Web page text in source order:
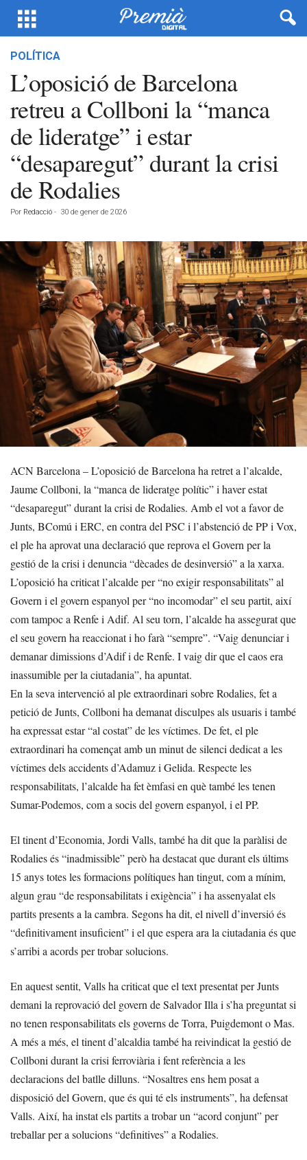
POLÍTICA
L’oposició de Barcelona
retreu a Collboni la “manca
de lideratge” i estar
“desaparegut” durant la crisi
de Rodalies
Por Redacció - 30 de gener de 2026
ACN Barcelona – L’oposició de Barcelona ha retret a l’alcalde,
Jaume Collboni, la “manca de lideratge polític” i haver estat
“desaparegut” durant la crisi de Rodalies. Amb el vot a favor de
Junts, BComú i ERC, en contra del PSC i l’abstenció de PP i Vox,
el ple ha aprovat una declaració que reprova el Govern per la
gestió de la crisi i denuncia “dècades de desinversió” a la xarxa.
L’oposició ha criticat l’alcalde per “no exigir responsabilitats” al
Govern i el govern espanyol per “no incomodar” el seu partit, així
com tampoc a Renfe i Adif. Al seu torn, l’alcalde ha assegurat que
el seu govern ha reaccionat i ho farà “sempre”. “Vaig denunciar i
demanar dimissions d’Adif i de Renfe. I vaig dir que el caos era
inassumible per la ciutadania”, ha apuntat.
En la seva intervenció al ple extraordinari sobre Rodalies, fet a
petició de Junts, Collboni ha demanat disculpes als usuaris i també
ha expressat estar “al costat” de les víctimes. De fet, el ple
extraordinari ha començat amb un minut de silenci dedicat a les
víctimes dels accidents d’Adamuz i Gelida. Respecte les
responsabilitats, l’alcalde ha fet èmfasi en què també les tenen
Sumar-Podemos, com a socis del govern espanyol, i el PP.
El tinent d’Economia, Jordi Valls, també ha dit que la paràlisi de
Rodalies és “inadmissible” però ha destacat que durant els últims
15 anys totes les formacions polítiques han tingut, com a mínim,
algun grau “de responsabilitats i exigència” i ha assenyalat els
partits presents a la cambra. Segons ha dit, el nivell d’inversió és
“definitivament insuficient” i el que espera ara la ciutadania és que
s’arribi a acords per trobar solucions.
En aquest sentit, Valls ha criticat que el text presentat per Junts
demani la reprovació del govern de Salvador Illa i s’ha preguntat si
no tenen responsabilitats els governs de Torra, Puigdemont o Mas.
A més a més, el tinent d’alcaldia també ha reivindicat la gestió de
Collboni durant la crisi ferroviària i fent referència a les
declaracions del batlle dilluns. “Nosaltres ens hem posat a
disposició del Govern, que és qui té els instruments”, ha defensat
Valls. Així, ha instat els partits a trobar un “acord conjunt” per
treballar per a solucions “definitives” a Rodalies.